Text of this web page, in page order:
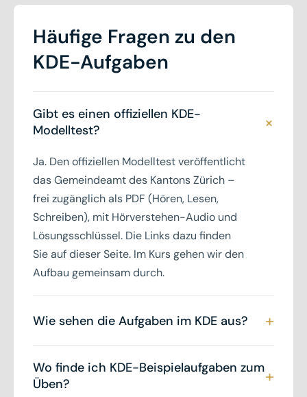
Häufige Fragen zu den
KDE-Aufgaben
Gibt es einen offiziellen KDE-
Modelltest?
+
Ja. Den offiziellen Modelltest veröffentlicht
das Gemeindeamt des Kantons Zürich –
frei zugänglich als PDF (Hören, Lesen,
Schreiben), mit Hörverstehen-Audio und
Lösungsschlüssel. Die Links dazu finden
Sie auf dieser Seite. Im Kurs gehen wir den
Aufbau gemeinsam durch.
Wie sehen die Aufgaben im KDE aus? +
Sprechen auf Niveau B1, Lesen und
Schreiben auf Niveau A2. Die Aufgaben
Wo finde ich KDE-Beispielaufgaben zum
Üben?
+